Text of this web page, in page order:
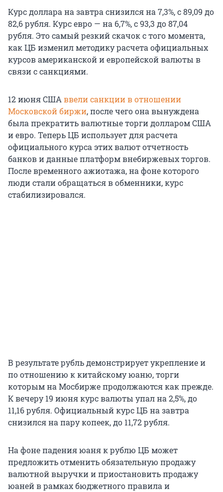
Курс доллара на завтра снизился на 7,3%, с 89,09 до
82,6 рубля. Курс евро — на 6,7%, с 93,3 до 87,04
рубля. Это самый резкий скачок с того момента,
как ЦБ изменил методику расчета официальных
курсов американской и европейской валюты в
связи с санкциями.
12 июня США ввели санкции в отношении
Московской биржи, после чего она вынуждена
была прекратить валютные торги долларом США
и евро. Теперь ЦБ использует для расчета
официального курса этих валют отчетность
банков и данные платформ внебиржевых торгов.
После временного ажиотажа, на фоне которого
люди стали обращаться в обменники, курс
стабилизировался.
В результате рубль демонстрирует укрепление и
по отношению к китайскому юаню, торги
которым на Мосбирже продолжаются как прежде.
К вечеру 19 июня курс валюты упал на 2,5%, до
11,16 рубля. Официальный курс ЦБ на завтра
снизился на пару копеек, до 11,72 рубля.
На фоне падения юаня к рублю ЦБ может
предложить отменить обязательную продажу
валютной выручки и приостановить продажу
юаней в рамках бюджетного правила и